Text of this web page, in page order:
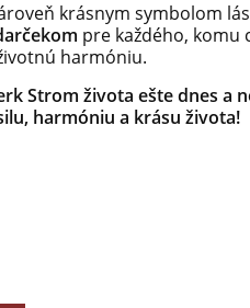
krásnym symbolom
pre každého, komu
harmóniu.
Strom života ešte dnes a
harmóniu a krásu života!